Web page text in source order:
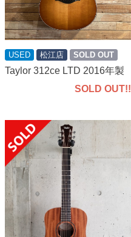
USED 松江店 SOLD OUT
Taylor 312ce LTD 2016年製
SOLD OUT!!